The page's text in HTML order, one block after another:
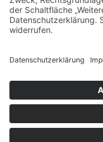
© 2026 Tietge GmbH,
vorbehalten.